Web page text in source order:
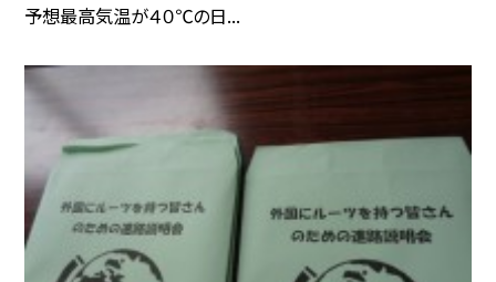
予想最高気温が４０℃の日...